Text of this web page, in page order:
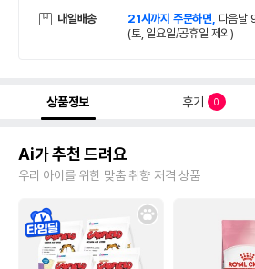
내일배송 21시까지 주문하면, 다음날
(토, 일요일/공휴일 제외)
상품정보 후기 0
Ai가 추천 드려요
우리 아이를 위한 맞춤 취향 저격 상품